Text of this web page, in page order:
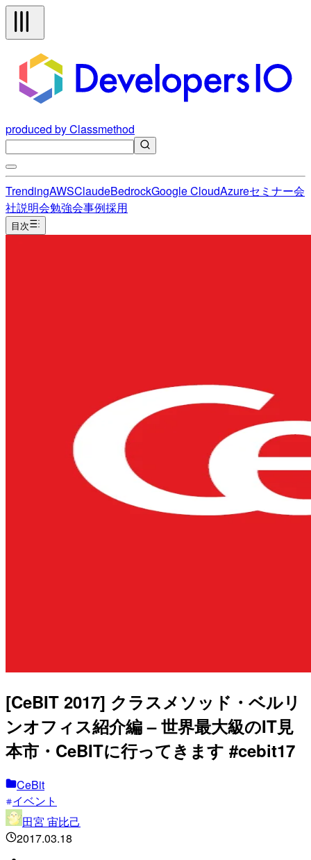
produced by Classmethod
TrendingAWSClaudeBedrockGoogle CloudAzureセミナー会
社説明会勉強会事例採用
目次
[CeBIT 2017] クラスメソッド・ベルリ
ンオフィス紹介編 – 世界最大級のIT見
本市・CeBITに行ってきます #cebit17
CeBit
イベント
田宮 宙比己
2017.03.18